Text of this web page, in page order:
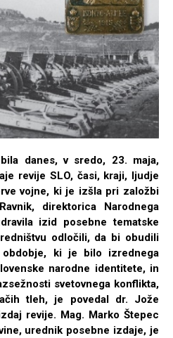
danes, v sredo, 23. maja,
revije SLO, časi, kraji, ljudje
vojne, ki je izšla pri založbi
direktorica Narodnega
izid posebne tematske
odločili, da bi obudili
obdobje, ki je bilo izrednega
narodne identitete, in
svetovnega konflikta,
tleh, je povedal dr. Jože
revije. Mag. Marko Štepec
urednik posebne izdaje, je